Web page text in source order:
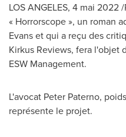
LOS ANGELES, 4 mai 2022/
« Horrorscope », un roman
Evanset qui a reçu des
Kirkus Reviews, fera l'objet
ESW Management.
L'avocat Peter Paterno,
représente le projet.